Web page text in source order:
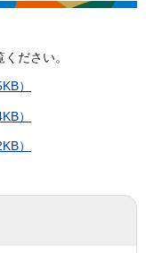
ださい。
）
）
）